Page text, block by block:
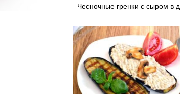
Чесночные гренки с сыром в